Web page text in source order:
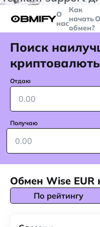
больше
О
нас
Как
начать
обмен?
Поиск
Отдаю
Получаю
Обмен Wise EUR
По рейтингу